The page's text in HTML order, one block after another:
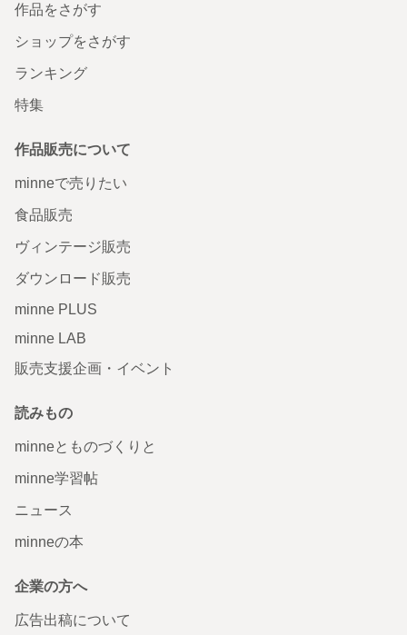
作品をさがす
ショップをさがす
ランキング
特集
作品販売について
minneで売りたい
食品販売
ヴィンテージ販売
ダウンロード販売
minne PLUS
minne LAB
販売支援企画・イベント
読みもの
minneとものづくりと
minne学習帖
ニュース
minneの本
企業の方へ
広告出稿について